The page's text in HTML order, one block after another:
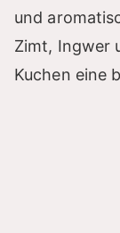
und
Zimt, Ingwer
Kuchen eine